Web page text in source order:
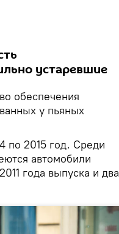
устаревшие
обеспечения
у пьяных
по 2015 год. Среди
автомобили
года выпуска и два